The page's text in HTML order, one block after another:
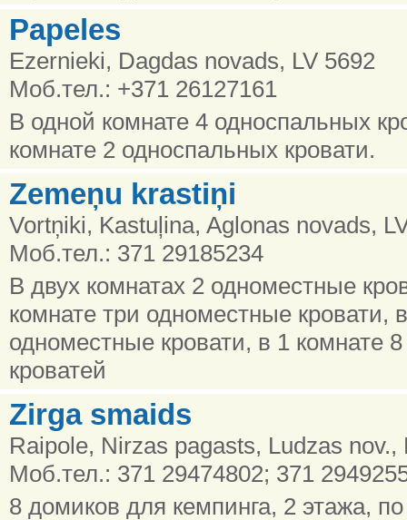
Papeles
Ezernieki, Dagdas novads, LV 5692
Моб.тел.: +371 26127161
В одной комнате 4 односпальных
комнате 2 односпальных кровати.
Zemeņu krastiņi
Vortņiki, Kastuļina, Aglonas novads,
Моб.тел.: 371 29185234
В двух комнатах 2 одноместные
комнате три одноместные кровати,
одноместные кровати, в 1 комнате
кроватей
Zirga smaids
Raipole, Nirzas pagasts, Ludzas nov.,
Моб.тел.: 371 29474802; 371
8 домиков для кемпинга, 2 этажа,